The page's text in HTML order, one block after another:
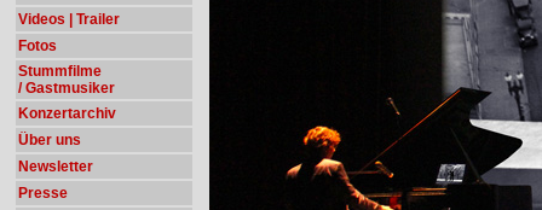
Videos | Trailer
Fotos
Stummfilme
/ Gastmusiker
Konzertarchiv
Über uns
Newsletter
Presse